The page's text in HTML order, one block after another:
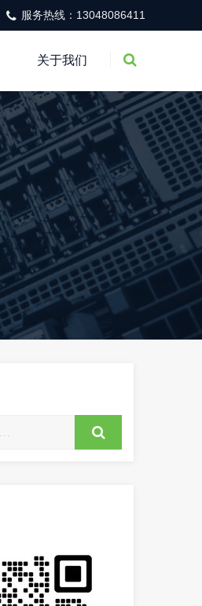
服务热线：13048086411
关于我们